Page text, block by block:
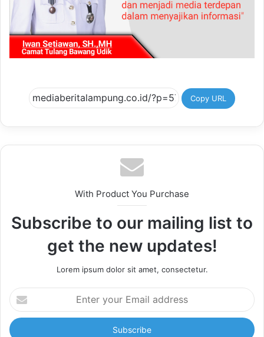
Copy URL
With Product You Purchase
Subscribe to our mailing list to
get the new updates!
Lorem ipsum dolor sit amet, consectetur.
Enter
your
Email
address